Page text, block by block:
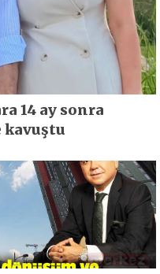
14 ay sonra
kavuştu